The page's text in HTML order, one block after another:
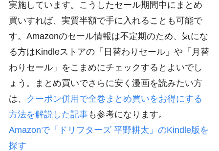
実施しています。こうしたセール期間中にまとめ
買いすれば、実質半額で手に入れることも可能で
す。Amazonのセール情報は不定期のため、気にな
る方はKindleストアの「日替わりセール」や「月替
わりセール」をこまめにチェックするとよいでし
ょう。まとめ買いでさらに安く漫画を読みたい方
は、
クーポン併用で全巻まとめ買いをお得にする
方法を解説した記事も参考になります。
Amazonで「ドリフターズ 平野耕太」のKindle版を
探す